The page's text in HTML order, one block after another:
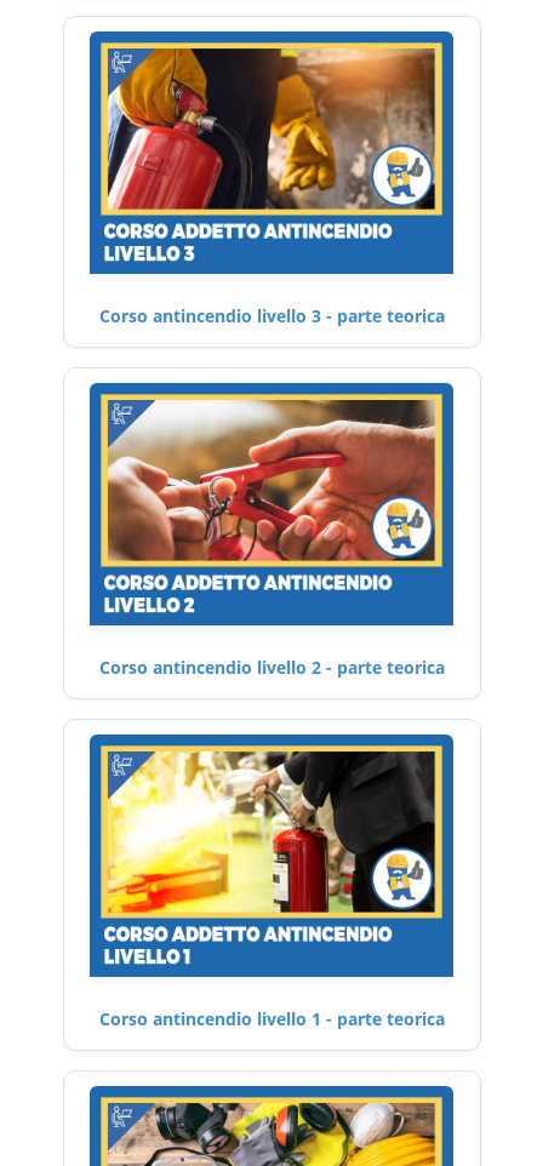
Corso antincendio livello 3 - parte teorica
Corso antincendio livello 2 - parte teorica
Corso antincendio livello 1 - parte teorica